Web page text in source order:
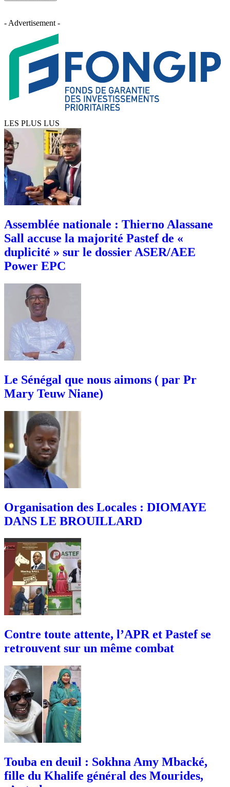
- Advertisement -
LES PLUS LUS
Assemblée nationale : Thierno Alassane
Sall accuse la majorité Pastef de «
duplicité » sur le dossier ASER/AEE
Power EPC
Le Sénégal que nous aimons ( par Pr
Mary Teuw Niane)
Organisation des Locales : DIOMAYE
DANS LE BROUILLARD
Contre toute attente, l’APR et Pastef se
retrouvent sur un même combat
Touba en deuil : Sokhna Amy Mbacké,
fille du Khalife général des Mourides,